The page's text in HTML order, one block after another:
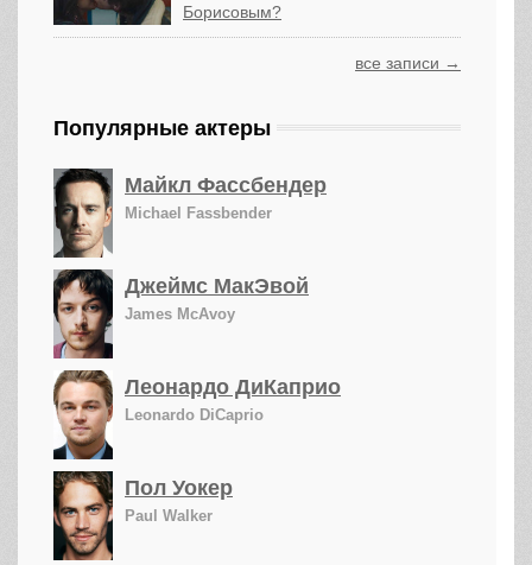
Борисовым?
все записи →
Популярные актеры
Майкл Фассбендер
Michael Fassbender
Джеймс МакЭвой
James McAvoy
Леонардо ДиКаприо
Leonardo DiCaprio
Пол Уокер
Paul Walker